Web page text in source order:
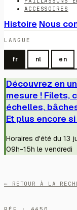
ACCESSOIRES
Histoire Nous
LANGUE
fr nl en
Découvrez en
mesure ! Filets,
échelles,
Et plus encore
Horaires d'été du 13
09h-15h le vendredi
← RETOUR À LA